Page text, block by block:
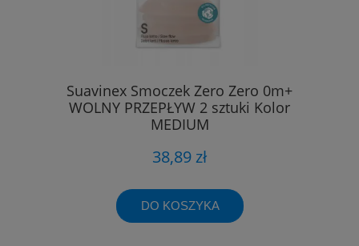
Suavinex Smoczek Zero Zero 0m+
WOLNY PRZEPŁYW 2 sztuki Kolor
MEDIUM
38,89 zł
DO KOSZYKA